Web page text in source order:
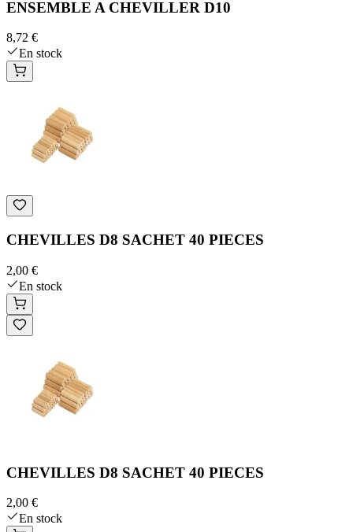
ENSEMBLE A CHEVILLER D10
8,72 €
En stock
CHEVILLES D8 SACHET 40 PIECES
2,00 €
En stock
CHEVILLES D8 SACHET 40 PIECES
2,00 €
En stock